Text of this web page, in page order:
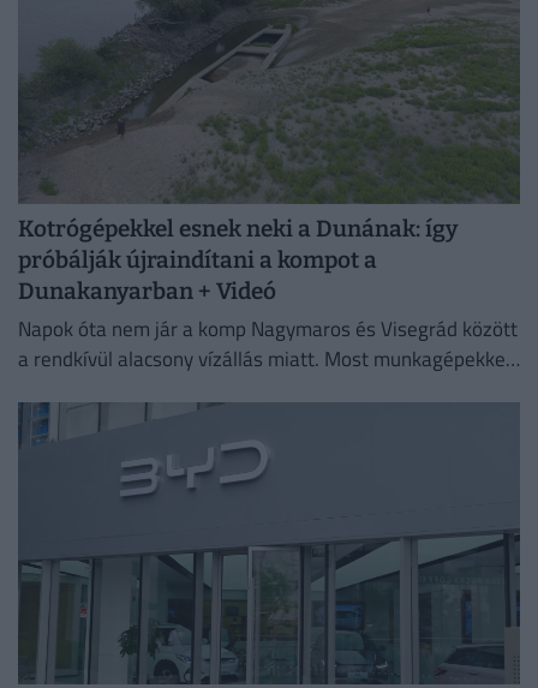
Kotrógépekkel esnek neki a Dunának: így
próbálják újraindítani a kompot a
Dunakanyarban + Videó
Napok óta nem jár a komp Nagymaros és Visegrád között
a rendkívül alacsony vízállás miatt. Most munkagépekkel
biztonságosan...